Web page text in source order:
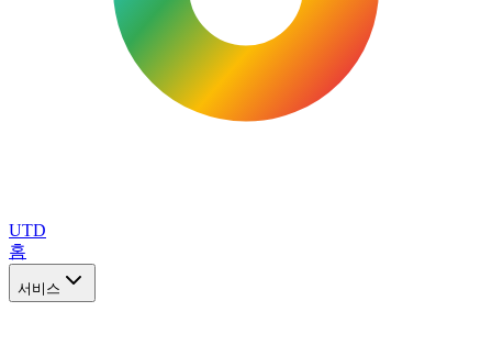
UTD
홈
서비스